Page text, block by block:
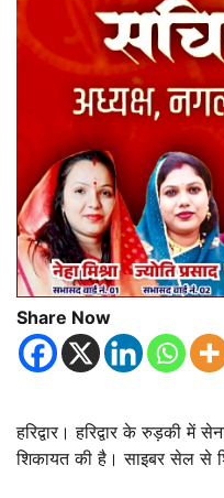
Share Now
हरिद्वार। हरिद्वार के रुड़की
शिकायत की है। साइबर सेल से